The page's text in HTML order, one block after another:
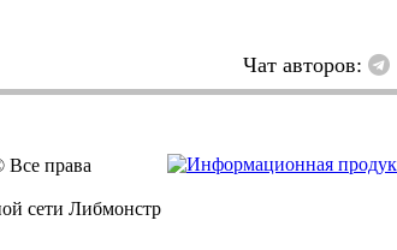
Чат авторов:
Все права
сети Либмонстр